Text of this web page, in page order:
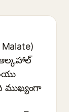
ముఖ్యంగా